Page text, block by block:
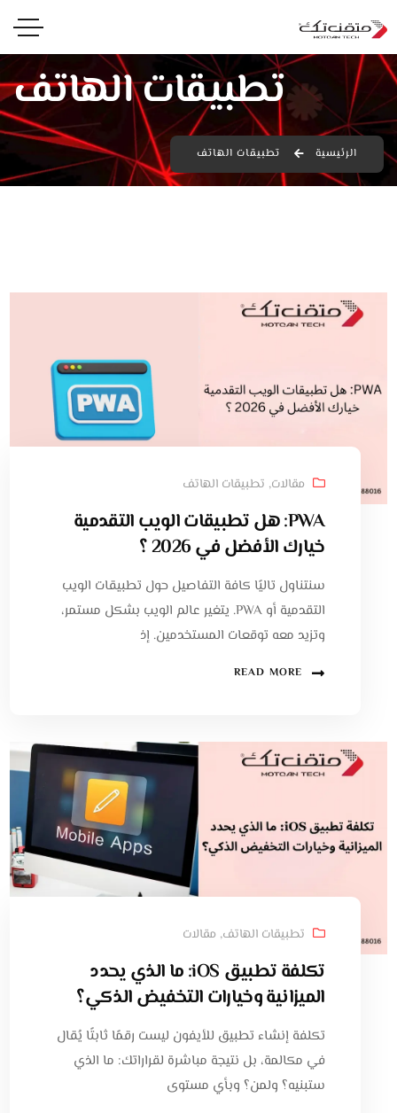
تطبيقات الهاتف
الرئيسية تطبيقات الهاتف
مقالات, تطبيقات الهاتف
PWA: هل تطبيقات الويب التقدمية
خيارك الأفضل في 2026 ؟
سنتناول تاليًا كافة التفاصيل حول تطبيقات الويب
التقدمية أو PWA. يتغير عالم الويب بشكل مستمر،
وتزيد معه توقعات المستخدمين. إذ
READ MORE
تطبيقات الهاتف, مقالات
تكلفة تطبيق iOS: ما الذي يحدد
الميزانية وخيارات التخفيض الذكي؟
تكلفة إنشاء تطبيق للأيفون ليست رقمًا ثابتًا يُقال
في مكالمة، بل نتيجة مباشرة لقراراتك: ما الذي
ستبنيه؟ ولمن؟ وبأي مستوى